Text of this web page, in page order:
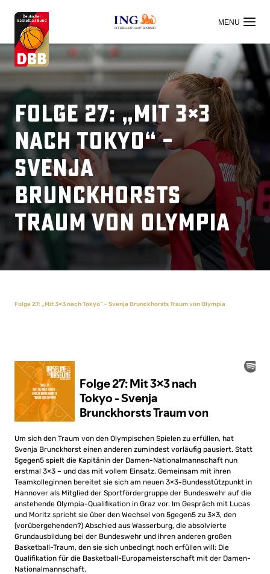
OFFIZIELLER HAUPTSPONSOR
Folge 27: „Mit 3×3
nach Tokyo“ –
Svenja
Brunckhorsts
Traum von Olympia
Folge 27: „Mit 3×3 nach Tokyo“ – Svenja Brunckhorsts Traum von Olympia
Um sich den Traum von den Olympischen Spielen zu erfüllen, hat
Svenja Brunckhorst einen anderen zumindest vorläufig pausiert. Statt
5gegen5 spielt die Kapitänin der Damen-Nationalmannschaft nun
erstmal 3×3 – und das mit vollem Einsatz. Gemeinsam mit ihren
Teamkolleginnen bereitet sie sich am neuen 3×3-Bundesstützpunkt in
Hannover als Mitglied der Sportfördergruppe der Bundeswehr auf die
anstehende Olympia-Qualifikation in Graz vor. Im Gespräch mit Lucas
und Moritz spricht sie über den Wechsel von 5gegen5 zu 3×3, den
(vorübergehenden?) Abschied aus Wasserburg, die absolvierte
Grundausbildung bei der Bundeswehr und ihren anderen großen
Basketball-Traum, den sie sich unbedingt noch erfüllen will: Die
Qualifikation für die Basketball-Europameisterschaft mit der Damen-
Nationalmannschaft.